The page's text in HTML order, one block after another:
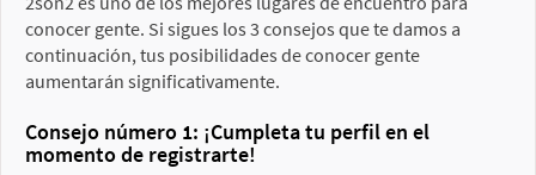
conocer gente. Si sigues los 3 consejos que te damos a
continuación, tus posibilidades de conocer gente
aumentarán significativamente.
Consejo número 1: ¡Cumpleta tu perfil en el
momento de registrarte!